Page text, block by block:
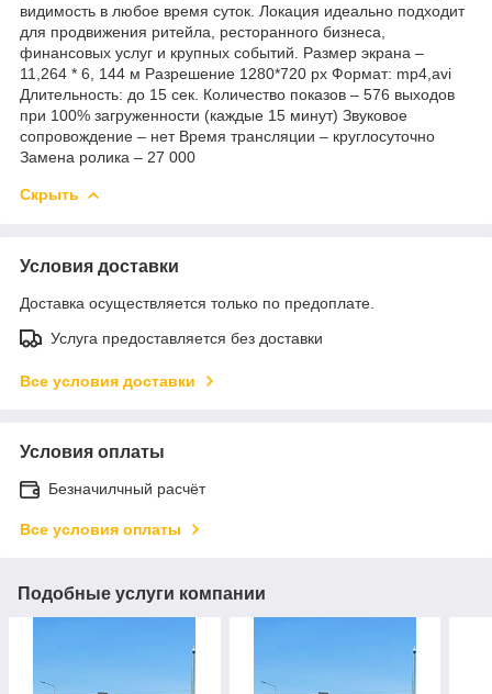
видимость в любое время суток. Локация идеально подходит
для продвижения ритейла, ресторанного бизнеса,
финансовых услуг и крупных событий. Размер экрана –
11,264 * 6, 144 м Разрешение 1280*720 px Формат: mp4,avi
Длительность: до 15 сек. Количество показов – 576 выходов
при 100% загруженности (каждые 15 минут) Звуковое
сопровождение – нет Время трансляции – круглосуточно
Замена ролика – 27 000
Скрыть
Условия доставки
Доставка осуществляется только по предоплате.
Услуга предоставляется без доставки
Все условия доставки
Условия оплаты
Безначилчный расчёт
Все условия оплаты
Подобные услуги компании